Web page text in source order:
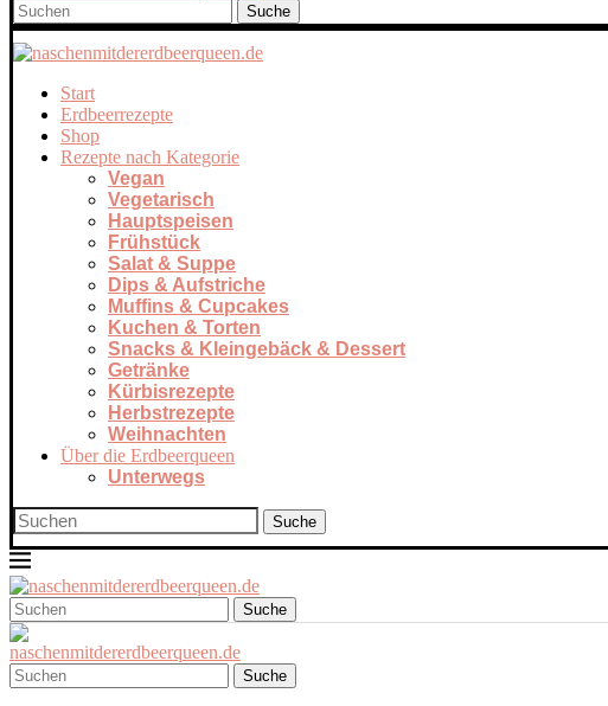
Suche
Start
Erdbeerrezepte
Shop
Rezepte nach Kategorie
Vegan
Vegetarisch
Hauptspeisen
Frühstück
Salat & Suppe
Dips & Aufstriche
Muffins & Cupcakes
Kuchen & Torten
Snacks & Kleingebäck & Dessert
Getränke
Kürbisrezepte
Herbstrezepte
Weihnachten
Über die Erdbeerqueen
Unterwegs
Suche
Suche
Suche